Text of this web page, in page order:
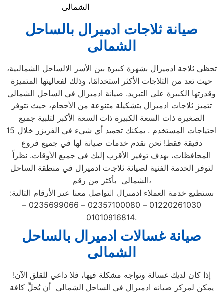
الشمالى
صيانة ثلاجات ادميرال بالساحل
الشمالى
تحظى ثلاجة ادميرال بشهرة كبيرة بين الأسر الالساحل الشمالىية،
حيث تعد من الثلاجات الأكثر استخدامًا، وذلك لفعاليتها المتميزة
وقدرتها الكبيرة على التبريد. صيانة ادميرال في الساحل الشمالى
تتميز ثلاجات ادميرال بتشكيلة متنوعة من الأحجام، حيث تتوفر
الصغيرة ذات السعة الكبيرة ذات السعة الأكبر لتلبية جميع
احتياجات المستخدم . يمكنك تجميد أي شيء في الفريزر خلال 15
دقيقة فقط! نحن نقدم خدمات صيانة لها في جميع فروع
المحافظات، بهدف توفير الأقرب إليك في جميع الأوقات. نظراً
لتوفر الخدمة الفنية لصيانة ثلاجات ادميرال في منطقة الساحل
الشمالى بأكثر من رقم،
يستطيع خدمة العملاء ادميرال التواصل معنا عبر الأرقام التالية:
01220261030 – 02357100080 – 0235699066 –
01010916814.
صيانة غسالات ادميرال بالساحل
الشمالى
إذا كان لديك غسالة وتواجه مشكلة فيها، فلا داعي للقلق الآن!
يمكن لمركز صيانه ادميرال في الساحل الشمالى أن يُحلِّ كافة